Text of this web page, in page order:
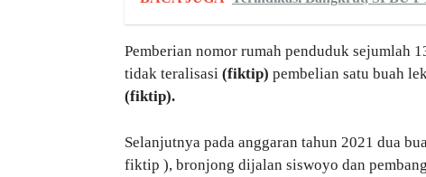
Pemberian nomor rumah penduduk sejumlah
tidak teralisasi (fiktip) pembelian satu buah
(fiktip).
Selanjutnya pada anggaran tahun 2021 dua
fiktip ), bronjong dijalan siswoyo dan